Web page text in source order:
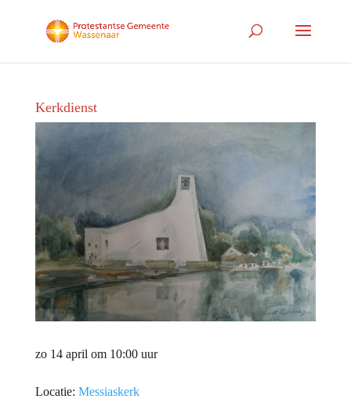
Kerkdienst
zo 14 april om 10:00 uur
Locatie: Messiaskerk